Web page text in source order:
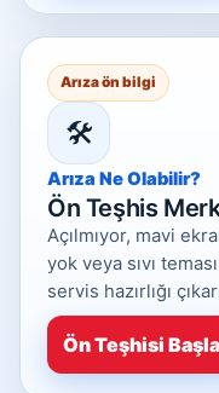
Arıza ön bilgi
🛠️
Arıza Ne Olabilir?
Ön Teşhis
Açılmıyor, mavi
yok veya sıvı
servis hazırlığı
Ön Teşhisi